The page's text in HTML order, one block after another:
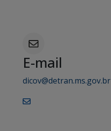
E-mail
dicov@detran.ms.gov.br